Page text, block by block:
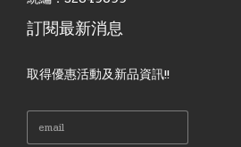
訂閱最新消息
取得優惠活動及新品資訊!!